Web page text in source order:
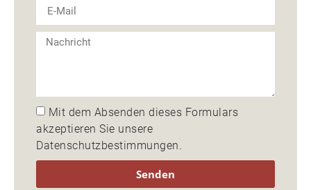
Mit dem Absenden dieses Formulars
akzeptieren Sie unsere
Datenschutzbestimmungen.
Senden